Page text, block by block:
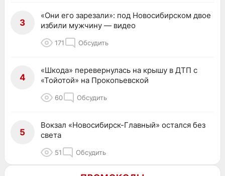
3
«Они его зарезали»: под Новосибирском двое
избили мужчину — видео
171 Обсудить
4
«Шкода» перевернулась на крышу в ДТП с
«Тойотой» на Прокопьевской
60 Обсудить
5
Вокзал «Новосибирск-Главный» остался без
света
51 Обсудить